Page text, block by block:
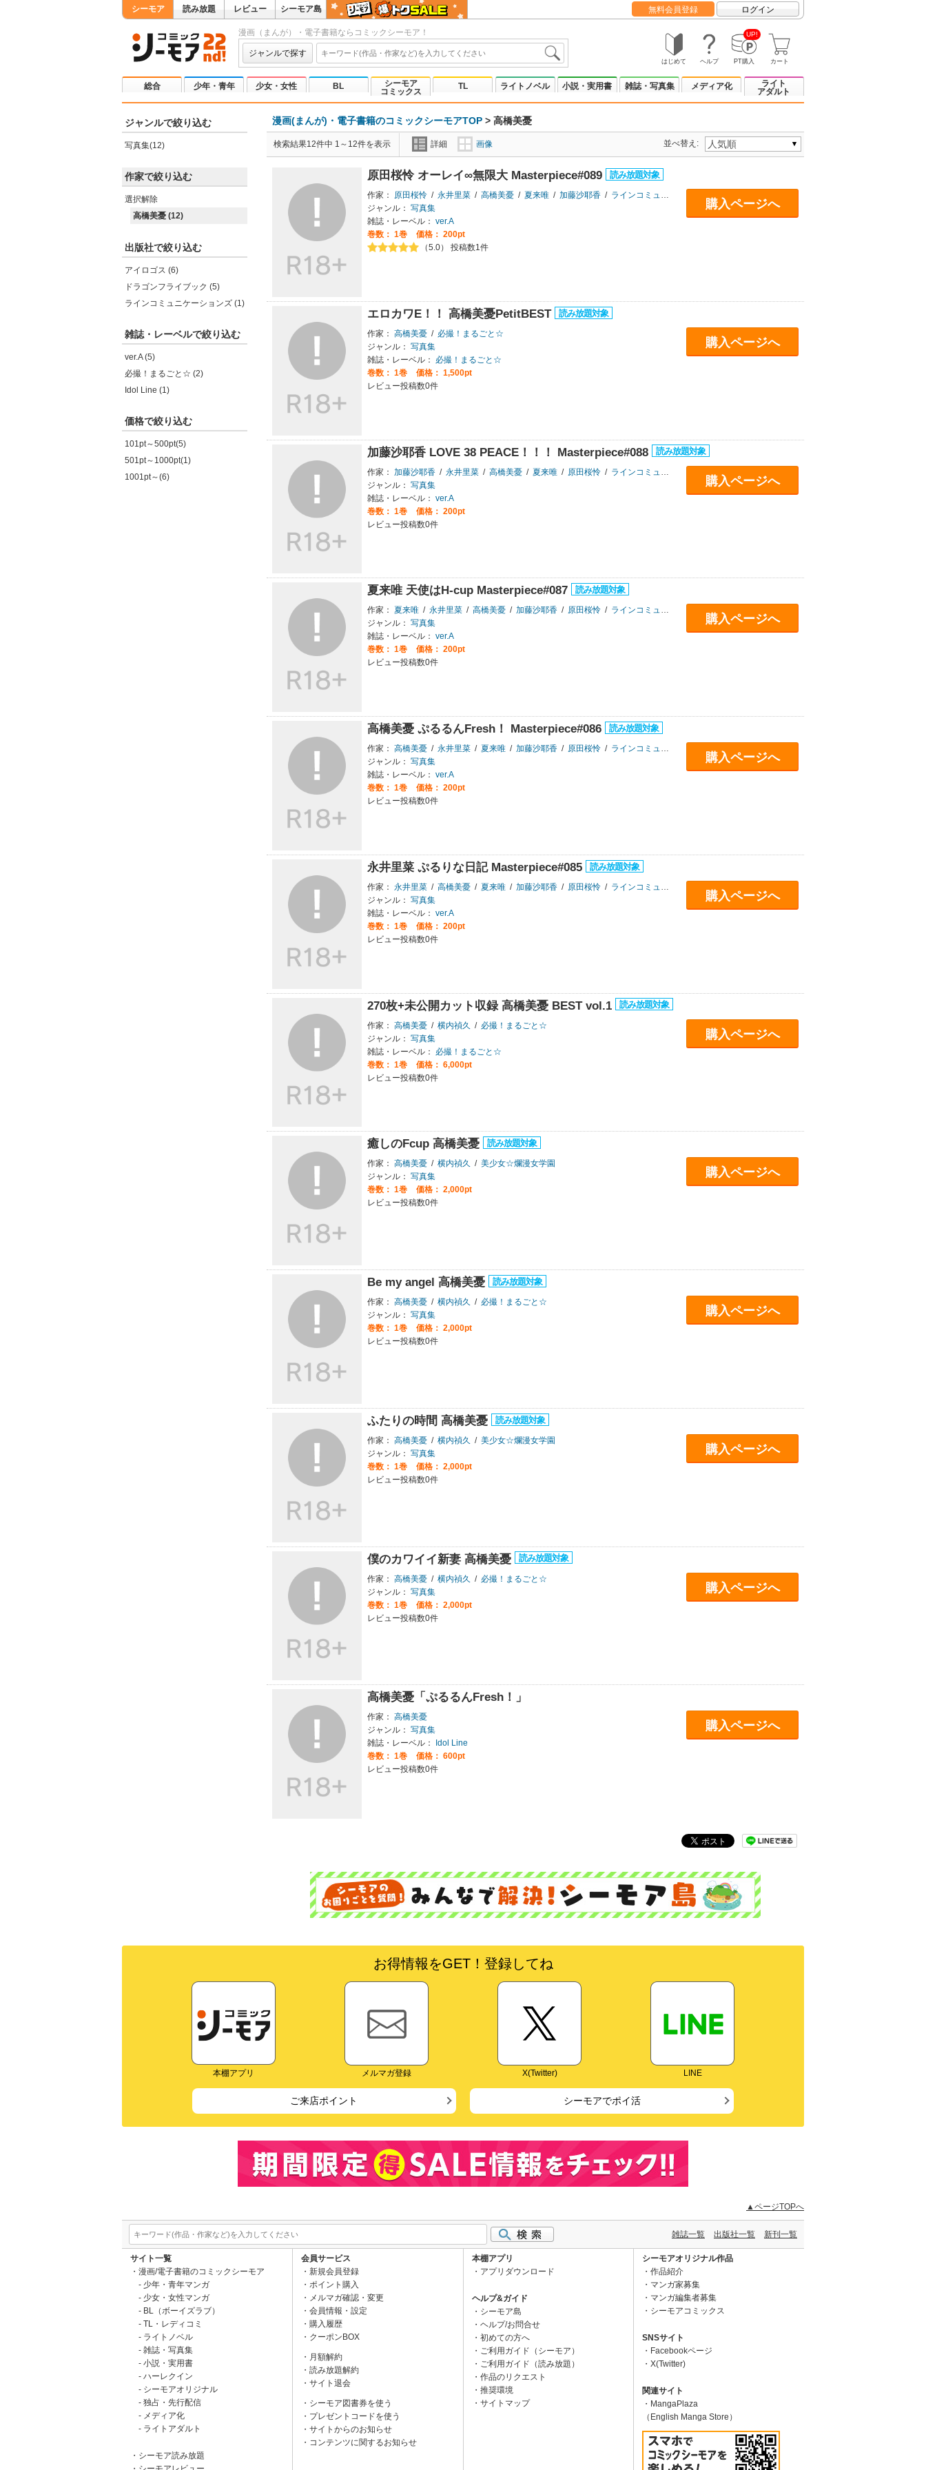
シーモア 読み放題 レビュー シーモア島 無料会員登録 ログイン
漫画（まんが）・電子書籍ならコミックシーモア！
ジャンルで探す
はじめて ヘルプ
UP!
PT購入 カート
総合 少年・青年 少女・女性 BL
シーモア
コミックス
TL ライトノベル 小説・実用書 雑誌・写真集 メディア化
ライト
アダルト
ジャンルで絞り込む
写真集(12)
作家で絞り込む
選択解除
高橋美憂 (12)
出版社で絞り込む
アイロゴス (6)
ドラゴンフライブック (5)
ラインコミュニケーションズ (1)
雑誌・レーベルで絞り込む
ver.A (5)
必撮！まるごと☆ (2)
Idol Line (1)
価格で絞り込む
101pt～500pt(5)
501pt～1000pt(1)
1001pt～(6)
漫画(まんが)・電子書籍のコミックシーモアTOP > 高橋美憂
検索結果12件中 1～12件を表示 詳細 画像 並べ替え:
原田桜怜 オーレイ∞無限大 Masterpiece#089
作家： 原田桜怜 / 永井里菜 / 高橋美憂 / 夏来唯 / 加藤沙耶香 / ラインコミュニケーションズ
ジャンル： 写真集
雑誌・レーベル： ver.A
巻数： 1巻
価格： 200pt
（5.0） 投稿数1件
購入ページへ
エロカワE！！ 高橋美憂PetitBEST
作家： 高橋美憂 / 必撮！まるごと☆
ジャンル： 写真集
雑誌・レーベル：
必撮！まるごと☆
巻数： 1巻
価格： 1,500pt
レビュー投稿数0件
購入ページへ
加藤沙耶香 LOVE 38 PEACE！！！ Masterpiece#088
作家： 加藤沙耶香 / 永井里菜 / 高橋美憂 / 夏来唯 / 原田桜怜 / ラインコミュニケーションズ
ジャンル： 写真集
雑誌・レーベル： ver.A
巻数： 1巻
価格： 200pt
レビュー投稿数0件
購入ページへ
夏来唯 天使はH-cup Masterpiece#087
作家： 夏来唯 / 永井里菜 / 高橋美憂 / 加藤沙耶香 / 原田桜怜 / ラインコミュニケーションズ
ジャンル： 写真集
雑誌・レーベル： ver.A
巻数： 1巻
価格： 200pt
レビュー投稿数0件
購入ページへ
高橋美憂 ぷるるんFresh！ Masterpiece#086
作家： 高橋美憂 / 永井里菜 / 夏来唯 / 加藤沙耶香 / 原田桜怜 / ラインコミュニケーションズ
ジャンル： 写真集
雑誌・レーベル： ver.A
巻数： 1巻
価格： 200pt
レビュー投稿数0件
購入ページへ
永井里菜 ぷるりな日記 Masterpiece#085
作家： 永井里菜 / 高橋美憂 / 夏来唯 / 加藤沙耶香 / 原田桜怜 / ラインコミュニケーションズ
ジャンル： 写真集
雑誌・レーベル： ver.A
巻数： 1巻
価格： 200pt
レビュー投稿数0件
購入ページへ
270枚+未公開カット収録 高橋美憂 BEST vol.1
作家： 高橋美憂 / 横内禎久 / 必撮！まるごと☆
ジャンル： 写真集
雑誌・レーベル：
必撮！まるごと☆
巻数： 1巻
価格： 6,000pt
レビュー投稿数0件
購入ページへ
癒しのFcup 高橋美憂
作家： 高橋美憂 / 横内禎久 / 美少女☆爛漫女学園
ジャンル： 写真集
巻数： 1巻
価格： 2,000pt
レビュー投稿数0件
購入ページへ
Be my angel 高橋美憂
作家： 高橋美憂 / 横内禎久 / 必撮！まるごと☆
ジャンル： 写真集
巻数： 1巻
価格： 2,000pt
レビュー投稿数0件
購入ページへ
ふたりの時間 高橋美憂
作家： 高橋美憂 / 横内禎久 / 美少女☆爛漫女学園
ジャンル： 写真集
巻数： 1巻
価格： 2,000pt
レビュー投稿数0件
購入ページへ
僕のカワイイ新妻 高橋美憂
作家： 高橋美憂 / 横内禎久 / 必撮！まるごと☆
ジャンル： 写真集
巻数： 1巻
価格： 2,000pt
レビュー投稿数0件
購入ページへ
高橋美憂「ぷるるんFresh！」
作家： 高橋美憂
ジャンル： 写真集
雑誌・レーベル：
Idol Line
巻数： 1巻
価格： 600pt
レビュー投稿数0件
購入ページへ
お得情報をGET！登録してね
本棚アプリ メルマガ登録 X(Twitter) LINE
ご来店ポイント シーモアでポイ活
▲ページTOPへ
雑誌一覧 出版社一覧 新刊一覧
サイト一覧
漫画/電子書籍のコミックシーモア
少年・青年マンガ
少女・女性マンガ
BL（ボーイズラブ）
TL・レディコミ
ライトノベル
雑誌・写真集
小説・実用書
ハーレクイン
シーモアオリジナル
独占・先行配信
メディア化
ライトアダルト
シーモア読み放題
会員サービス
新規会員登録
ポイント購入
メルマガ確認・変更
会員情報・設定
購入履歴
クーポンBOX
月額解約
読み放題解約
サイト退会
シーモア図書券を使う
プレゼントコードを使う
サイトからのお知らせ
コンテンツに関するお知らせ
本棚アプリ
アプリダウンロード
ヘルプ&ガイド
シーモア島
ヘルプ/お問合せ
初めての方へ
ご利用ガイド（シーモア）
ご利用ガイド（読み放題）
作品のリクエスト
推奨環境
サイトマップ
シーモアオリジナル作品
作品紹介
マンガ家募集
マンガ編集者募集
シーモアコミックス
SNSサイト
Facebookページ
X(Twitter)
関連サイト
MangaPlaza
（English Manga Store）